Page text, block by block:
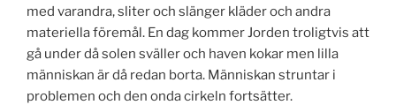
med varandra, sliter och slänger kläder och andra
materiella föremål. En dag kommer Jorden troligtvis att
gå under då solen sväller och haven kokar men lilla
människan är då redan borta. Människan struntar i
problemen och den onda cirkeln fortsätter.